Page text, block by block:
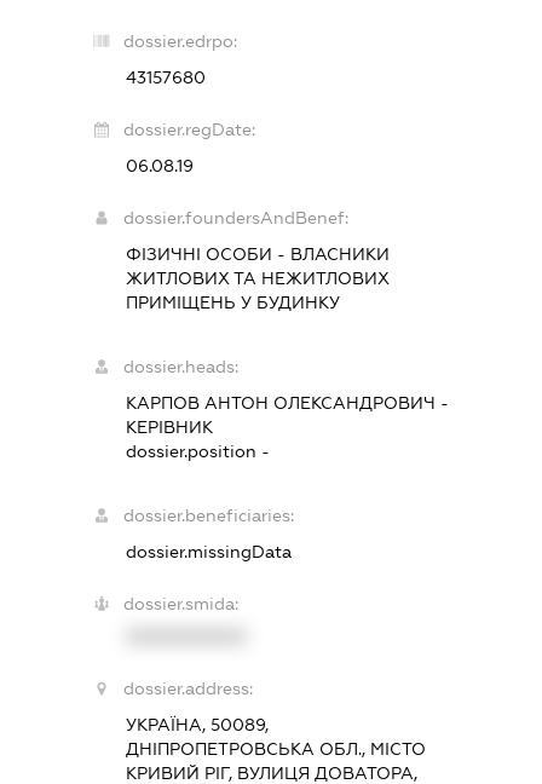
dossier.edrpo:
43157680
dossier.regDate:
06.08.19
dossier.foundersAndBenef:
ФІЗИЧНІ ОСОБИ - ВЛАСНИКИ
ЖИТЛОВИХ ТА НЕЖИТЛОВИХ
ПРИМІЩЕНЬ У БУДИНКУ
dossier.heads:
КАРПОВ АНТОН ОЛЕКСАНДРОВИЧ -
КЕРІВНИК
dossier.position -
dossier.beneficiaries:
dossier.missingData
dossier.smida:
dossier.address:
УКРАЇНА, 50089,
ДНІПРОПЕТРОВСЬКА ОБЛ., МІСТО
КРИВИЙ РІГ, ВУЛИЦЯ ДОВАТОРА,